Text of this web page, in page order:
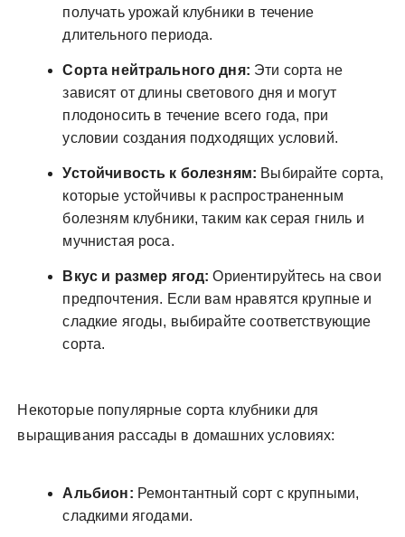
получать урожай клубники в течение
длительного периода.
Сорта нейтрального дня: Эти сорта не
зависят от длины светового дня и могут
плодоносить в течение всего года, при
условии создания подходящих условий.
Устойчивость к болезням: Выбирайте сорта,
которые устойчивы к распространенным
болезням клубники, таким как серая гниль и
мучнистая роса.
Вкус и размер ягод: Ориентируйтесь на свои
предпочтения. Если вам нравятся крупные и
сладкие ягоды, выбирайте соответствующие
сорта.
Некоторые популярные сорта клубники для
выращивания рассады в домашних условиях:
Альбион: Ремонтантный сорт с крупными,
сладкими ягодами.